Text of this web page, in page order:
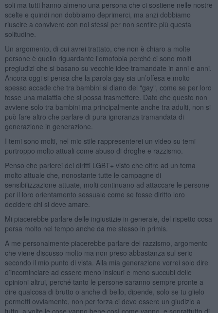
soli ma tutti hanno almeno una persona che ci sostiene nelle nostre
scelte e quindi non dobbiamo deprimerci, ma anzi dobbiamo
riuscire a convivere con noi stessi per non sentire più questa
solitudine.
Un argomento, di cui avrei trattato, che non è chiaro a molte
persone è quello riguardante l'omofobia perché ci sono molti
pregiudizi che si basano su vecchie idee tramandate in anni e anni.
Ancora oggi si pensa che la parola gay sia un’offesa e molto
spesso accade che tra bambini si diano del "gay", come se per loro
fosse una malattia che si possa trasmettere. Dato che questo non
avviene solo tra bambini ma principalmente anche tra adulti, non si
può fare altro che parlare di pura ignoranza tramandata di
generazione in generazione.
I temi sono molti, nel mio stile rappresenterei un video su temi
purtroppo molto attuali come abuso di droghe e razzismo.
Penso che parlerei dei diritti LGBT+ visto che oltre ad un tema
molto attuale che, nonostante tutte le campagne di
sensibilizzazione attuate, molti continuano ad attaccare le persone
per il loro orientamento sessuale come se fosse diritto loro
decidere chi si deve amare.
Mi piacerebbe parlare delle ingiustizie in generale, del rispetto cosa
persa molto nel tempo anche da me stesso in primis.
A me personalmente piacerebbe parlare del razzismo, argomento
che viene discusso molto ma non preso abbastanza sul serio
secondo il mio punto di vista. Alla mia generazione vorrei solo dire
d’incominciare ad essere meno insicuri e meno succubi delle
opinioni altrui, perché tanto le persone saranno sempre pronte a
dire qualcosa di brutto o anche di bello, dipende, solo se tu glielo
permetti ovviamente, non per forza ci deve essere un giudizio a